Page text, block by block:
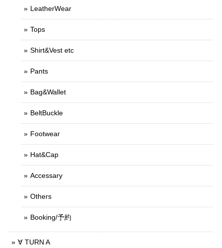
LeatherWear
Tops
Shirt&Vest etc
Pants
Bag&Wallet
BeltBuckle
Footwear
Hat&Cap
Accessary
Others
Booking/予約
∀ TURN A